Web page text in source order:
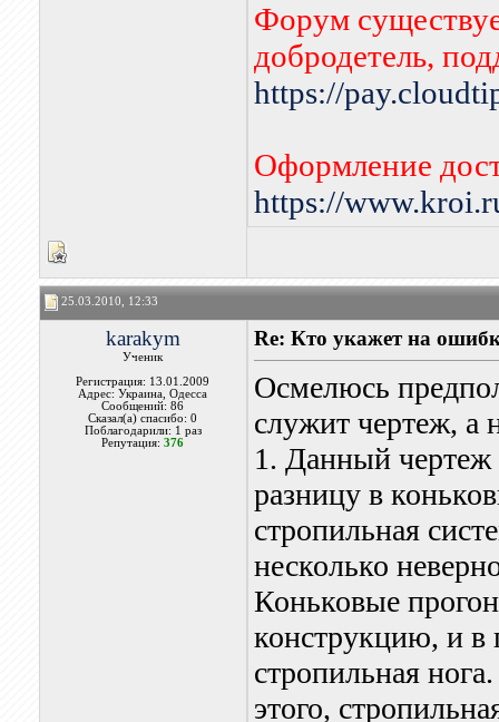
Форум
добродетель,
https://
Оформление
https://
25.03.2010, 12:33
karakym
Ученик
Регистрация: 13.01.2009
Адрес: Украина, Одесса
Сообщений: 86
Сказал(а) спасибо: 0
Поблагодарили: 1 раз
Репутация:376
Re: Кто укажет на
Осмелюсь
служит чертеж, а
1. Данный чертеж
разницу в
стропильная
несколько
Коньковые
конструкцию, и в
стропильная
этого,